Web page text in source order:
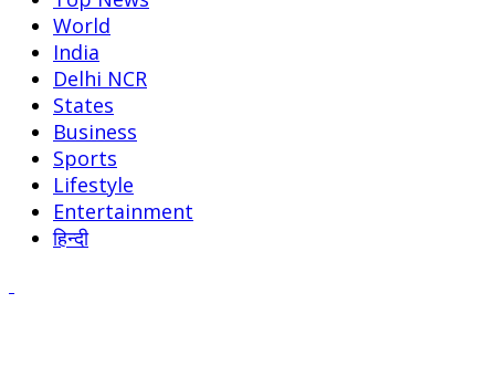
World
India
Delhi NCR
States
Business
Sports
Lifestyle
Entertainment
हिन्दी